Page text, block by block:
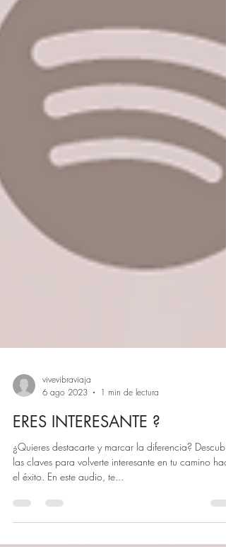
vivevibraviaja
6 ago 2023
1 min de lectura
ERES INTERESANTE ?
¿Quieres destacarte y marcar la diferencia? Descubre
las claves para volverte interesante en tu camino